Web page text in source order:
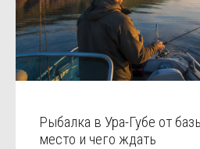
Рыбалка в Ура-Губе от
место и чего ждать